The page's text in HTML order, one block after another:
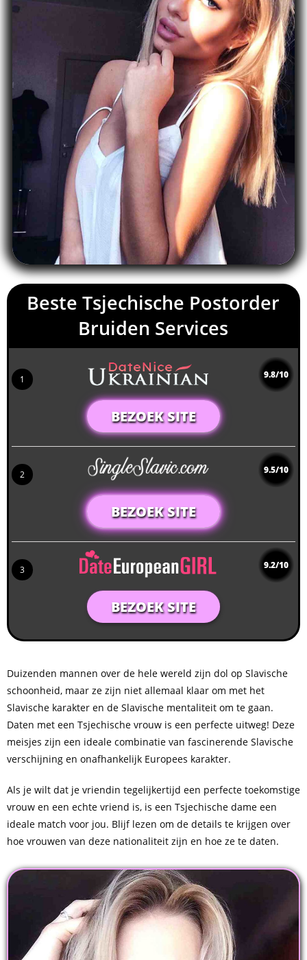
Beste Tsjechische Postorder
Bruiden Services
1 9.8/10
BEZOEK SITE
2 9.5/10
BEZOEK SITE
3 9.2/10
BEZOEK SITE
Duizenden mannen over de hele wereld zijn dol op Slavische
schoonheid, maar ze zijn niet allemaal klaar om met het
Slavische karakter en de Slavische mentaliteit om te gaan.
Daten met een Tsjechische vrouw is een perfecte uitweg! Deze
meisjes zijn een ideale combinatie van fascinerende Slavische
verschijning en onafhankelijk Europees karakter.
Als je wilt dat je vriendin tegelijkertijd een perfecte toekomstige
vrouw en een echte vriend is, is een Tsjechische dame een
ideale match voor jou. Blijf lezen om de details te krijgen over
hoe vrouwen van deze nationaliteit zijn en hoe ze te daten.